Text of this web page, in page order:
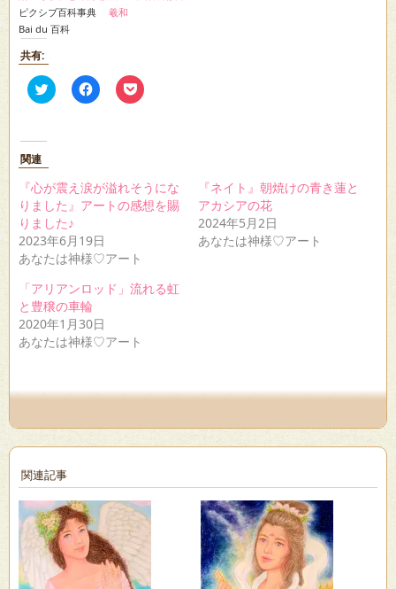
ピクシブ百科事典
羲和
Bai du 百科
共有:
ク
リ
共
有
(新
し
い
ウ
ィ
ン
ウ
で
開
き
ま
す)
Facebook
で
ク
リ
ッ
て
く
だ
(新
い
ウ
ィ
ン
開
す)
ク
リ
シ
ェ
ア
(新
ィ
ド
ウ
ま
関連
『心が震え涙が溢れそうにな
りました』アートの感想を賜
りました♪
2023年6月19日
あなたは神様♡アート
『ネイト』朝焼けの青き蓮と
アカシアの花
2024年5月2日
あなたは神様♡アート
「アリアンロッド」流れる虹
と豊穣の車輪
2020年1月30日
あなたは神様♡アート
関連記事